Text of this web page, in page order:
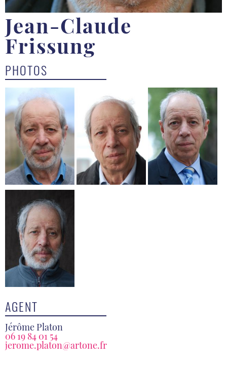
Jean-Claude
Frissung
PHOTOS
AGENT
Jérôme Platon
06 19 84 01 54
jerome.platon@artone.fr